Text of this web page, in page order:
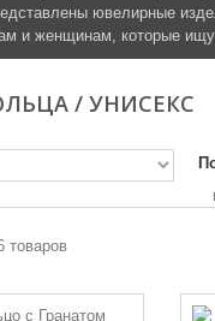
ювелирные
и женщинам, которые
/ УНИСЕКС
товаров